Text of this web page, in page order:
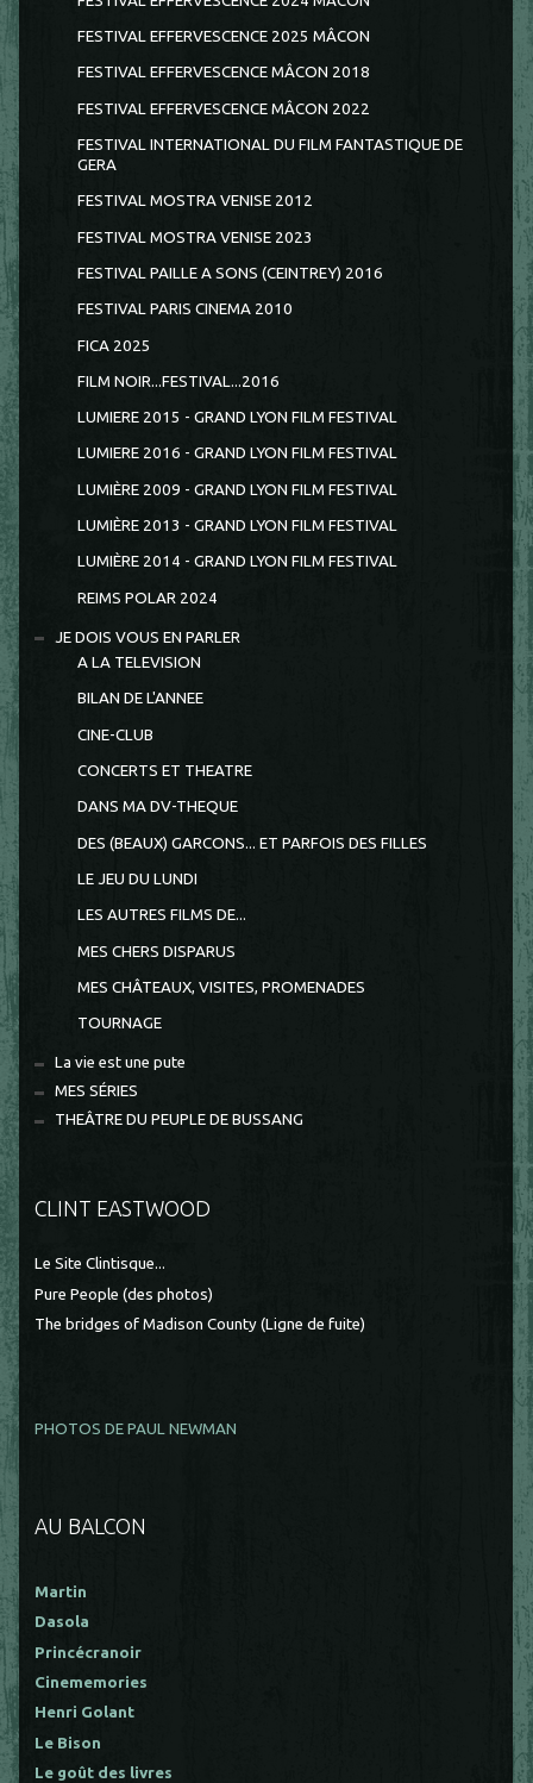
FESTIVAL EFFERVESCENCE 2025 MÂCON
FESTIVAL EFFERVESCENCE MÂCON 2018
FESTIVAL EFFERVESCENCE MÂCON 2022
FESTIVAL INTERNATIONAL DU FILM FANTASTIQUE DE
GERA
FESTIVAL MOSTRA VENISE 2012
FESTIVAL MOSTRA VENISE 2023
FESTIVAL PAILLE A SONS (CEINTREY) 2016
FESTIVAL PARIS CINEMA 2010
FICA 2025
FILM NOIR...FESTIVAL...2016
LUMIERE 2015 - GRAND LYON FILM FESTIVAL
LUMIERE 2016 - GRAND LYON FILM FESTIVAL
LUMIÈRE 2009 - GRAND LYON FILM FESTIVAL
LUMIÈRE 2013 - GRAND LYON FILM FESTIVAL
LUMIÈRE 2014 - GRAND LYON FILM FESTIVAL
REIMS POLAR 2024
JE DOIS VOUS EN PARLER
A LA TELEVISION
BILAN DE L'ANNEE
CINE-CLUB
CONCERTS ET THEATRE
DANS MA DV-THEQUE
DES (BEAUX) GARCONS... ET PARFOIS DES FILLES
LE JEU DU LUNDI
LES AUTRES FILMS DE...
MES CHERS DISPARUS
MES CHÂTEAUX, VISITES, PROMENADES
TOURNAGE
La vie est une pute
MES SÉRIES
THEÂTRE DU PEUPLE DE BUSSANG
CLINT EASTWOOD
Le Site Clintisque...
Pure People (des photos)
The bridges of Madison County (Ligne de fuite)
PHOTOS DE PAUL NEWMAN
AU BALCON
Martin
Dasola
Princécranoir
Cinememories
Henri Golant
Le Bison
Le goût des livres